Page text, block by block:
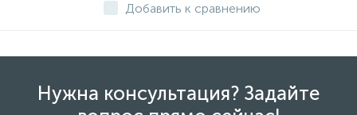
Добавить к сравнению
Нужна консультация? Задайте